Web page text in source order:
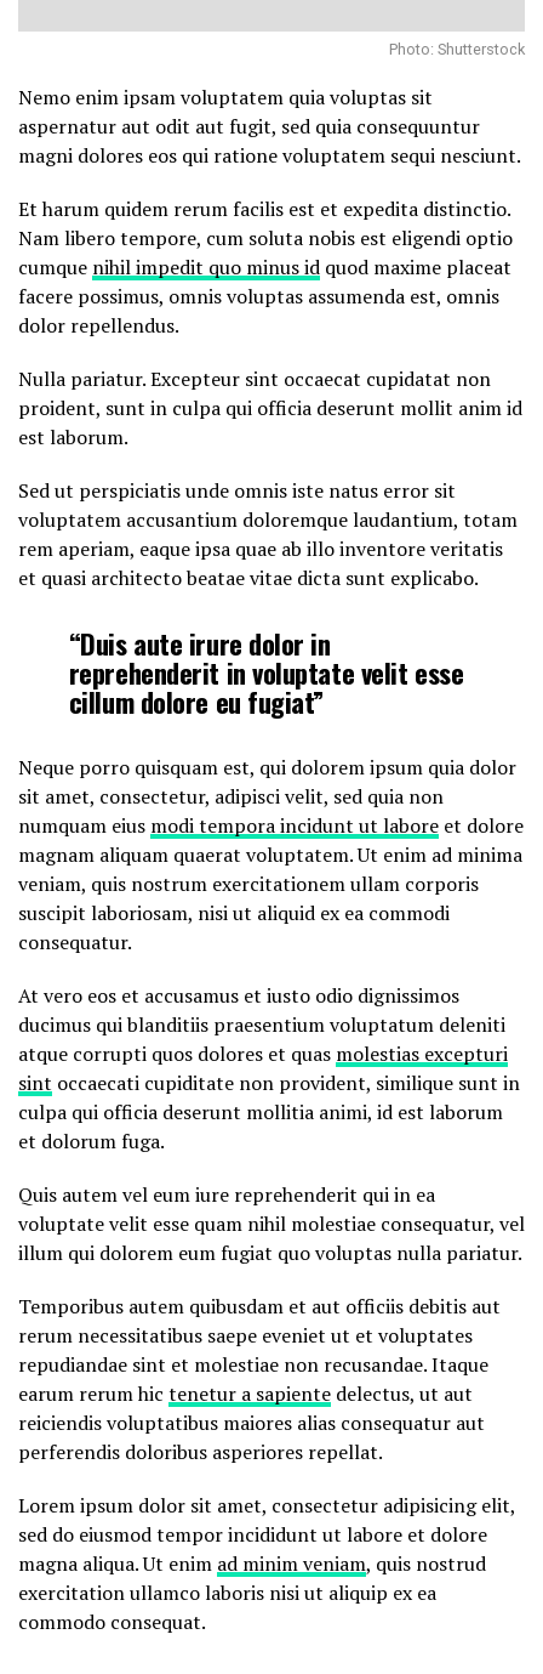
Photo: Shutterstock
Nemo enim ipsam voluptatem quia voluptas sit
aspernatur aut odit aut fugit, sed quia consequuntur
magni dolores eos qui ratione voluptatem sequi nesciunt.
Et harum quidem rerum facilis est et expedita distinctio.
Nam libero tempore, cum soluta nobis est eligendi optio
cumque nihil impedit quo minus id quod maxime placeat
facere possimus, omnis voluptas assumenda est, omnis
dolor repellendus.
Nulla pariatur. Excepteur sint occaecat cupidatat non
proident, sunt in culpa qui officia deserunt mollit anim id
est laborum.
Sed ut perspiciatis unde omnis iste natus error sit
voluptatem accusantium doloremque laudantium, totam
rem aperiam, eaque ipsa quae ab illo inventore veritatis
et quasi architecto beatae vitae dicta sunt explicabo.
“Duis aute irure dolor in
reprehenderit in voluptate velit esse
cillum dolore eu fugiat”
Neque porro quisquam est, qui dolorem ipsum quia dolor
sit amet, consectetur, adipisci velit, sed quia non
numquam eius modi tempora incidunt ut labore et dolore
magnam aliquam quaerat voluptatem. Ut enim ad minima
veniam, quis nostrum exercitationem ullam corporis
suscipit laboriosam, nisi ut aliquid ex ea commodi
consequatur.
At vero eos et accusamus et iusto odio dignissimos
ducimus qui blanditiis praesentium voluptatum deleniti
atque corrupti quos dolores et quas molestias excepturi
sint occaecati cupiditate non provident, similique sunt in
culpa qui officia deserunt mollitia animi, id est laborum
et dolorum fuga.
Quis autem vel eum iure reprehenderit qui in ea
voluptate velit esse quam nihil molestiae consequatur, vel
illum qui dolorem eum fugiat quo voluptas nulla pariatur.
Temporibus autem quibusdam et aut officiis debitis aut
rerum necessitatibus saepe eveniet ut et voluptates
repudiandae sint et molestiae non recusandae. Itaque
earum rerum hic tenetur a sapiente delectus, ut aut
reiciendis voluptatibus maiores alias consequatur aut
perferendis doloribus asperiores repellat.
Lorem ipsum dolor sit amet, consectetur adipisicing elit,
sed do eiusmod tempor incididunt ut labore et dolore
magna aliqua. Ut enim ad minim veniam, quis nostrud
exercitation ullamco laboris nisi ut aliquip ex ea
commodo consequat.